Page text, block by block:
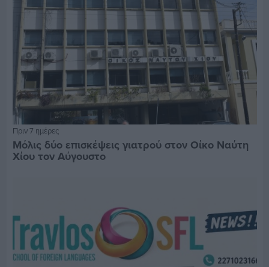
Πριν 7 ημέρες
Μόλις δύο επισκέψεις γιατρού στον Οίκο Ναύτη
Χίου τον Αύγουστο